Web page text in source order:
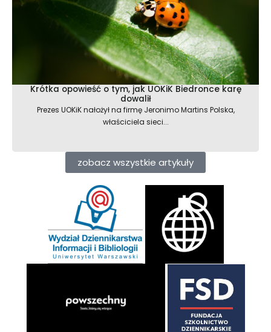
Krótka opowieść o tym, jak UOKiK Biedronce karę
dowalił
Prezes UOKiK nałożył na firmę Jeronimo Martins Polska,
właściciela sieci...
zobacz wszystkie artykuły